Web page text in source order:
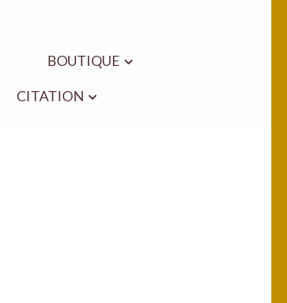
BOUTIQUE
CITATION